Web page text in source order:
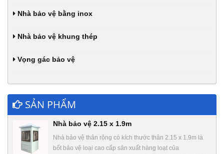
Nhà bảo vệ bằng inox
Nhà bảo vệ khung thép
Vọng gác bảo vệ
SẢN PHẨM
Nhà bảo vệ 2.15 x 1.9m
Nhà bảo vệ thân rộng có kích thước thân 2.15 x 1.9m là
bốt bảo vệ loại cao cấp sản xuất hàng loạt của